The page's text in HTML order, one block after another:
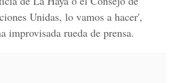
Unidas, lo vamos a hacer',
improvisada rueda de prensa.